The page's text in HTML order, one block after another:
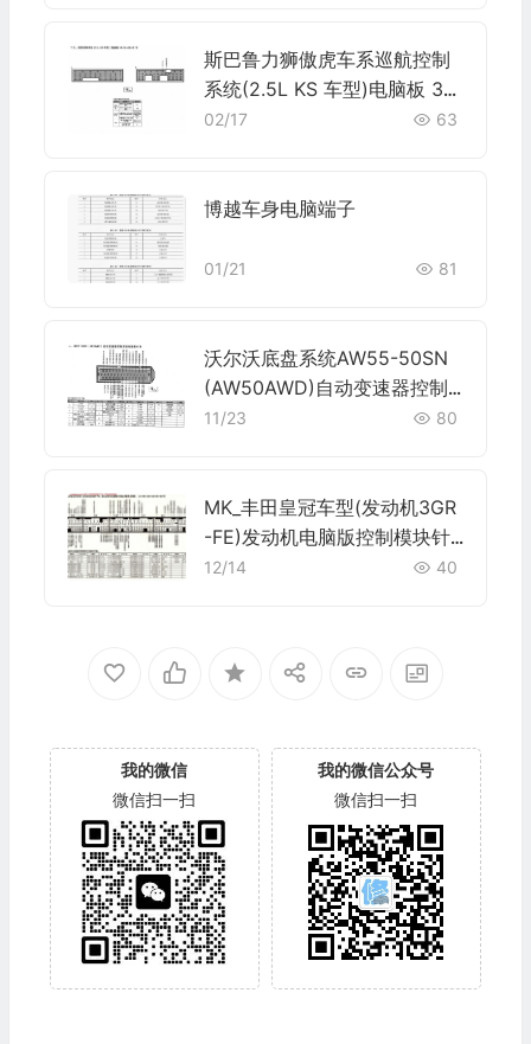
斯巴鲁力狮傲虎车系巡航控制
系统(2.5L KS 车型)电脑板 34
+35+35+31针端子
02/17 63
博越车身电脑端子
01/21 81
沃尔沃底盘系统AW55-50SN
(AW50AWD)自动变速器控制
系统电脑板42针端子
11/23 80
MK_丰田皇冠车型(发动机3GR
-FE)发动机电脑版控制模块针
脚34+35+32+33+35+31针
12/14 40
我的微信
微信扫一扫
我的微信公众号
微信扫一扫